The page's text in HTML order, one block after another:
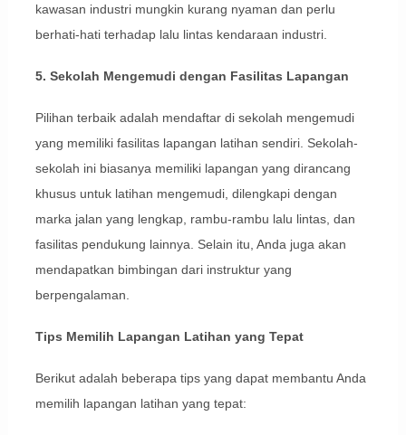
kawasan industri mungkin kurang nyaman dan perlu
berhati-hati terhadap lalu lintas kendaraan industri.
5. Sekolah Mengemudi dengan Fasilitas Lapangan
Pilihan terbaik adalah mendaftar di sekolah mengemudi
yang memiliki fasilitas lapangan latihan sendiri. Sekolah-
sekolah ini biasanya memiliki lapangan yang dirancang
khusus untuk latihan mengemudi, dilengkapi dengan
marka jalan yang lengkap, rambu-rambu lalu lintas, dan
fasilitas pendukung lainnya. Selain itu, Anda juga akan
mendapatkan bimbingan dari instruktur yang
berpengalaman.
Tips Memilih Lapangan Latihan yang Tepat
Berikut adalah beberapa tips yang dapat membantu Anda
memilih lapangan latihan yang tepat: